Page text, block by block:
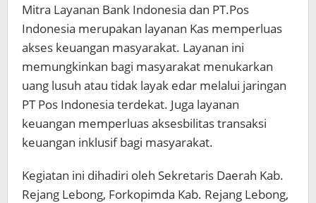
Mitra Layanan Bank Indonesia dan PT.Pos
Indonesia merupakan layanan Kas memperluas
akses keuangan masyarakat. Layanan ini
memungkinkan bagi masyarakat menukarkan
uang lusuh atau tidak layak edar melalui jaringan
PT Pos Indonesia terdekat. Juga layanan
keuangan memperluas aksesbilitas transaksi
keuangan inklusif bagi masyarakat.
Kegiatan ini dihadiri oleh Sekretaris Daerah Kab.
Rejang Lebong, Forkopimda Kab. Rejang Lebong,